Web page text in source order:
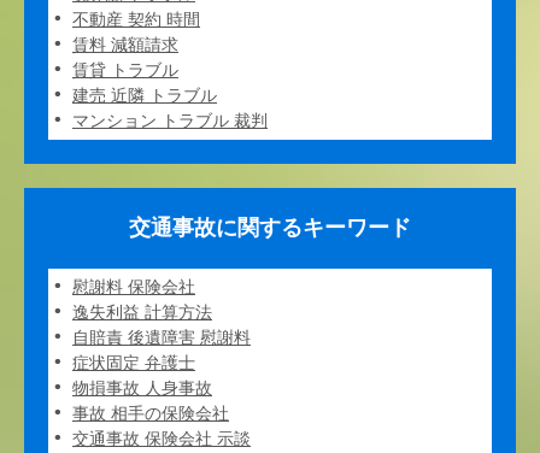
不動産 契約 時間
賃料 減額請求
賃貸 トラブル
建売 近隣 トラブル
マンション トラブル 裁判
交通事故に関するキーワード
慰謝料 保険会社
逸失利益 計算方法
自賠責 後遺障害 慰謝料
症状固定 弁護士
物損事故 人身事故
事故 相手の保険会社
交通事故 保険会社 示談